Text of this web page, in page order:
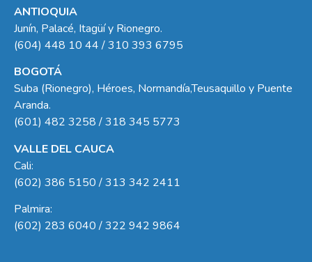
ANTIOQUIA
Junín, Palacé, Itagüí y Rionegro.
(604) 448 10 44 / 310 393 6795
BOGOTÁ
Suba (Rionegro), Héroes, Normandía,Teusaquillo y Puente
Aranda.
(601) 482 3258 / 318 345 5773
VALLE DEL CAUCA
Cali:
(602) 386 5150 / 313 342 2411
Palmira:
(602) 283 6040 / 322 942 9864